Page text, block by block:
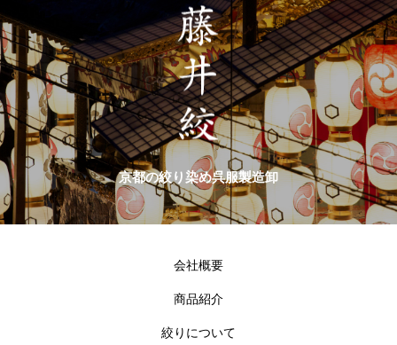
京都の絞り染め呉服製造卸
会社概要
商品紹介
絞りについて